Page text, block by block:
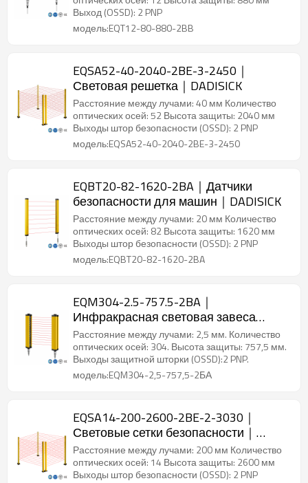
Выход (OSSD): 2 PNP
модель:EQT12-80-880-2BB
EQSA52-40-2040-2BE-3-2450｜
Световая решетка｜DADISICK
Расстояние между лучами: 40 мм Количество
оптических осей: 52 Высота защиты: 2040 мм
Выходы штор безопасности (OSSD): 2 PNP
модель:EQSA52-40-2040-2BE-3-2450
EQBT20-82-1620-2BA｜Датчики
безопасности для машин｜DADISICK
Расстояние между лучами: 20 мм Количество
оптических осей: 82 Высота защиты: 1620 мм
Выходы штор безопасности (OSSD): 2 PNP
модель:EQBT20-82-1620-2BA
EQM304-2.5-757.5-2BA｜
Инфракрасная световая завеса
безопасности｜DADISICK
Расстояние между лучами: 2,5 мм. Количество
оптических осей: 304. Высота защиты: 757,5 мм.
Выходы защитной шторки (OSSD):2 PNP.
модель:EQM304-2,5-757,5-2БА
EQSA14-200-2600-2BE-2-3030｜
Световые сетки безопасности｜
DADISICK
Расстояние между лучами: 200 мм Количество
оптических осей: 14 Высота защиты: 2600 мм
Выходы штор безопасности (OSSD): 2 PNP